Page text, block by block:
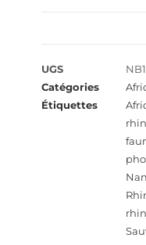
UGS
Catégories
Étiquettes